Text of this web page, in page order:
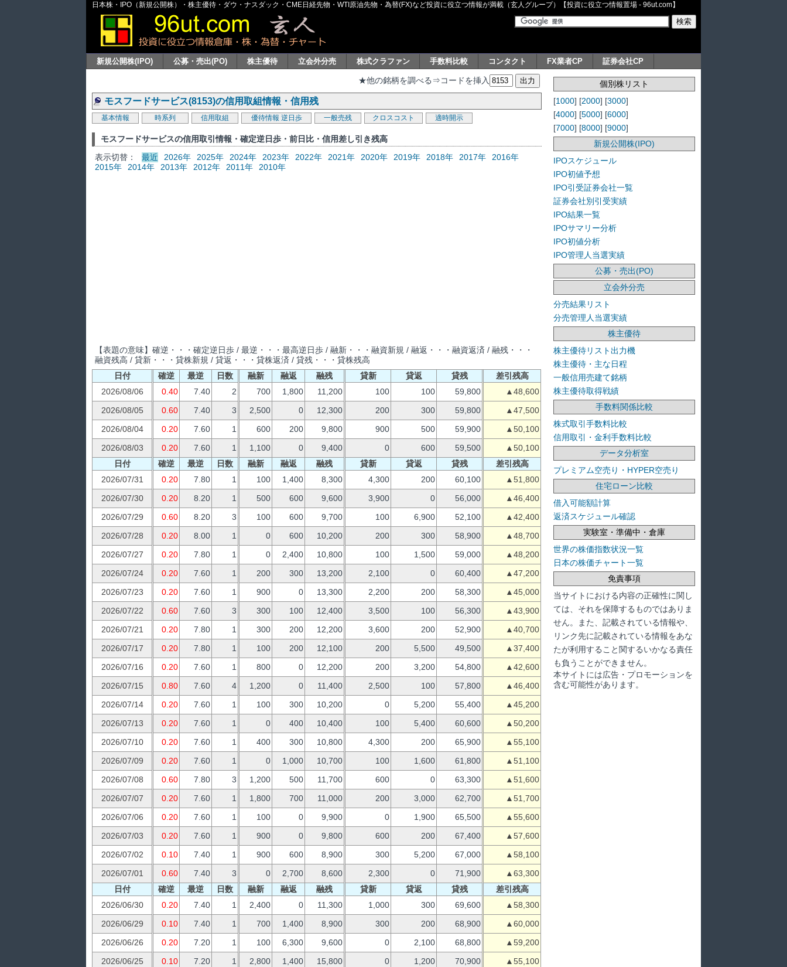
日本株・IPO（新規公開株）・株主優待・ダウ・ナスダック・CME日経先物・WTI原油先物・為替(FX)など投資に役立つ情報が満載（玄人グループ）【投資に役立つ情報置場 - 96ut.com】
新規公開株(IPO) 公募・売出(PO) 株主優待 立会外分売 株式クラファン 手数料比較 コンタクト FX業者CP 証券会社CP
★他の銘柄を調べる⇒コードを挿入
モスフードサービス(8153)の信用取組情報・信用残
基本情報 時系列 信用取組 優待情報 逆日歩 一般売残 クロスコスト 適時開示
モスフードサービスの信用取引情報・確定逆日歩・前日比・信用差し引き残高
表示切替：
最近 2026年 2025年 2024年 2023年 2022年 2021年 2020年 2019年 2018年 2017年
2016年
2015年
2014年 2013年 2012年 2011年 2010年
【表題の意味】確逆・・・確定逆日歩 / 最逆・・・最高逆日歩 / 融新・・・融資新規 / 融返・・・融資返済 / 融残・・・
融資残高 / 貸新・・・貸株新規 / 貸返・・・貸株返済 / 貸残・・・貸株残高
日付
確逆 最逆 日数 融新 融返 融残 貸新 貸返 貸残
差引残高
2026/08/06
0.40 7.40 2 700 1,800 11,200 100 100 59,800
▲48,600
2026/08/05
0.60 7.40 3 2,500 0 12,300 200 300 59,800
▲47,500
2026/08/04
0.20 7.60 1 600 200 9,800 900 500 59,900
▲50,100
2026/08/03
0.20 7.60 1 1,100 0 9,400 0 600 59,500
▲50,100
日付
確逆 最逆 日数 融新 融返 融残 貸新 貸返 貸残
差引残高
2026/07/31
0.20 7.80 1 100 1,400 8,300 4,300 200 60,100
▲51,800
2026/07/30
0.20 8.20 1 500 600 9,600 3,900 0 56,000
▲46,400
2026/07/29
0.60 8.20 3 100 600 9,700 100 6,900 52,100
▲42,400
2026/07/28
0.20 8.00 1 0 600 10,200 200 300 58,900
▲48,700
2026/07/27
0.20 7.80 1 0 2,400 10,800 100 1,500 59,000
▲48,200
2026/07/24
0.20 7.60 1 200 300 13,200 2,100 0 60,400
▲47,200
2026/07/23
0.20 7.60 1 900 0 13,300 2,200 200 58,300
▲45,000
2026/07/22
0.60 7.60 3 300 100 12,400 3,500 100 56,300
▲43,900
2026/07/21
0.20 7.80 1 300 200 12,200 3,600 200 52,900
▲40,700
2026/07/17
0.20 7.80 1 100 200 12,100 200 5,500 49,500
▲37,400
2026/07/16
0.20 7.60 1 800 0 12,200 200 3,200 54,800
▲42,600
2026/07/15
0.80 7.60 4 1,200 0 11,400 2,500 100 57,800
▲46,400
2026/07/14
0.20 7.60 1 100 300 10,200 0 5,200 55,400
▲45,200
2026/07/13
0.20 7.60 1 0 400 10,400 100 5,400 60,600
▲50,200
2026/07/10
0.20 7.60 1 400 300 10,800 4,300 200 65,900
▲55,100
2026/07/09
0.20 7.60 1 0 1,000 10,700 100 1,600 61,800
▲51,100
2026/07/08
0.60 7.80 3 1,200 500 11,700 600 0 63,300
▲51,600
2026/07/07
0.20 7.60 1 1,800 700 11,000 200 3,000 62,700
▲51,700
2026/07/06
0.20 7.60 1 100 0 9,900 0 1,900 65,500
▲55,600
2026/07/03
0.20 7.60 1 900 0 9,800 600 200 67,400
▲57,600
2026/07/02
0.10 7.40 1 900 600 8,900 300 5,200 67,000
▲58,100
2026/07/01
0.60 7.40 3 0 2,700 8,600 2,300 0 71,900
▲63,300
日付
確逆 最逆 日数 融新 融返 融残 貸新 貸返 貸残
差引残高
2026/06/30
0.20 7.40 1 2,400 0 11,300 1,000 300 69,600
▲58,300
2026/06/29
0.10 7.40 1 700 1,400 8,900 300 200 68,900
▲60,000
2026/06/26
0.20 7.20 1 100 6,300 9,600 0 2,100 68,800
▲59,200
2026/06/25
0.10 7.20 1 2,800 1,400 15,800 0 1,200 70,900
▲55,100
個別株リスト
[1000] [2000] [3000]
[4000] [5000] [6000]
[7000] [8000] [9000]
新規公開株(IPO)
IPOスケジュール
IPO初値予想
IPO引受証券会社一覧
証券会社別引受実績
IPO結果一覧
IPOサマリー分析
IPO初値分析
IPO管理人当選実績
公募・売出(PO)
立会外分売
分売結果リスト
分売管理人当選実績
株主優待
株主優待リスト出力機
株主優待・主な日程
一般信用売建て銘柄
株主優待取得戦績
手数料関係比較
株式取引手数料比較
信用取引・金利手数料比較
データ分析室
プレミアム空売り・HYPER空売り
住宅ローン比較
借入可能額計算
返済スケジュール確認
実験室・準備中・倉庫
世界の株価指数状況一覧
日本の株価チャート一覧
免責事項
当サイトにおける内容の正確性に関し
ては、それを保障するものではありま
せん。また、記載されている情報や、
リンク先に記載されている情報をあな
たが利用すること関するいかなる責任
も負うことができません。
本サイトには広告・プロモーションを
含む可能性があります。